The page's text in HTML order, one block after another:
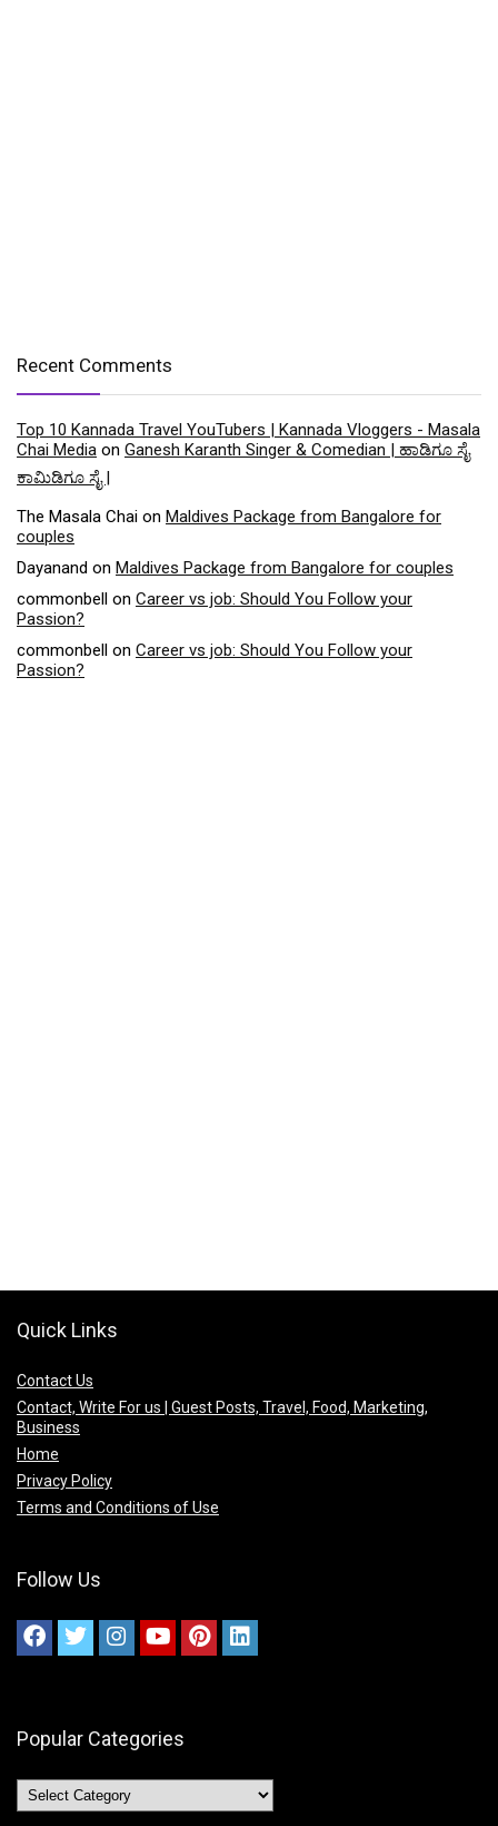
Recent Comments
Top 10 Kannada Travel YouTubers | Kannada Vloggers - Masala
Chai Media on Ganesh Karanth Singer & Comedian | ಹಾಡಿಗೂ ಸೈ
ಕಾಮಿಡಿಗೂ ಸೈ |
The Masala Chai on Maldives Package from Bangalore for
couples
Dayanand on Maldives Package from Bangalore for couples
commonbell on Career vs job: Should You Follow your
Passion?
commonbell on Career vs job: Should You Follow your
Passion?
Quick Links
Contact Us
Contact, Write For us | Guest Posts, Travel, Food, Marketing,
Business
Home
Privacy Policy
Terms and Conditions of Use
Follow Us
Popular Categories